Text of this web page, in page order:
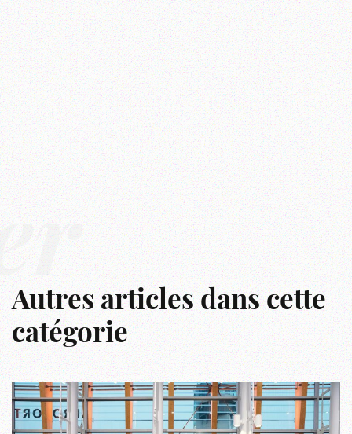
Autres articles dans cette
catégorie